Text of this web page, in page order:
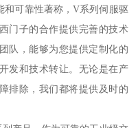
和可靠性著称，V系列伺服驱
门子的合作提供完善的技术
队，能够为您提供定制化的
发和技术转让。无论是在产
排除，我们都将提供及时的